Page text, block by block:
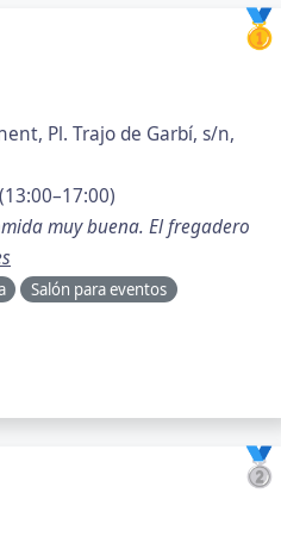
🥇
Pl. Trajo de Garbí, s/n,
muy buena. El fregadero
Salón para eventos
🥈